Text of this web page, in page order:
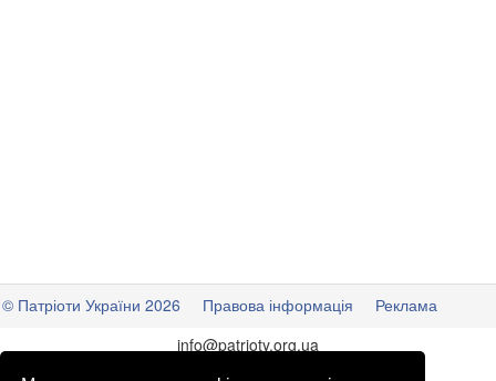
© Патріоти України 2026 Правова інформація
Реклама
info@patrioty.org.ua